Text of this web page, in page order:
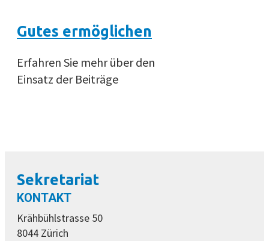
Gutes ermöglichen
Erfahren Sie mehr über den
Einsatz der Beiträge
Sekretariat
KONTAKT
Krähbühlstrasse 50
8044 Zürich